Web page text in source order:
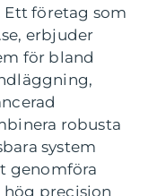
Ett företag som
erbjuder
för bland
robusta
system
genomföra
precision